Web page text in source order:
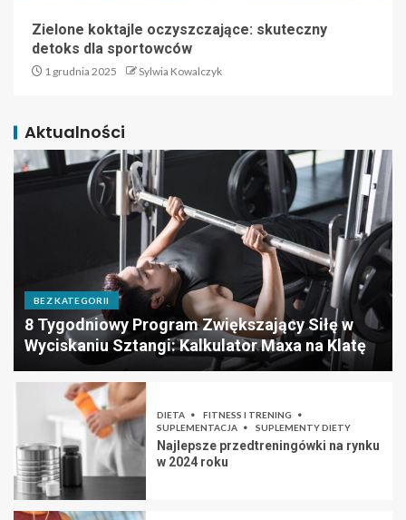
Zielone koktajle oczyszczające: skuteczny
detoks dla sportowców
1 grudnia 2025 Sylwia Kowalczyk
Aktualności
BEZ KATEGORII
8 Tygodniowy Program Zwiększający Siłę w
Wyciskaniu Sztangi: Kalkulator Maxa na Klatę
DIETA
FITNESS I TRENING
SUPLEMENTACJA
SUPLEMENTY DIETY
Najlepsze przedtreningówki na rynku
w 2024 roku